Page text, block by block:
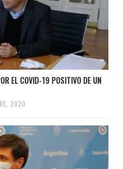
EL COVID-19 POSITIVO DE UN
2020